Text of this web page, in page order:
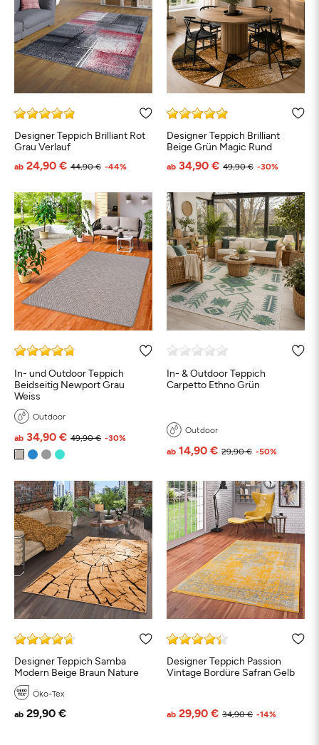
Designer Teppich Brilliant Rot
Grau Verlauf
44,90 €
ab 24,90 € -44%
Designer Teppich Brilliant
Beige Grün Magic Rund
49,90 €
ab 34,90 € -30%
In- und Outdoor Teppich
Beidseitig Newport Grau
Weiss
Outdoor
49,90 €
ab 34,90 € -30%
In- & Outdoor Teppich
Carpetto Ethno Grün
Outdoor
29,90 €
ab 14,90 € -50%
Designer Teppich Samba
Modern Beige Braun Nature
Öko-Tex
ab 29,90 €
Designer Teppich Passion
Vintage Bordüre Safran Gelb
34,90 €
ab 29,90 € -14%